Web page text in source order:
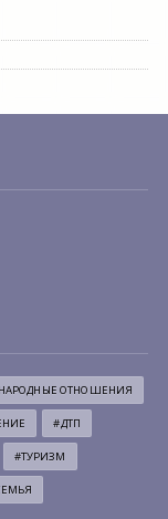
ОТНОШЕНИЯ
#ДТП
#ТУРИЗМ